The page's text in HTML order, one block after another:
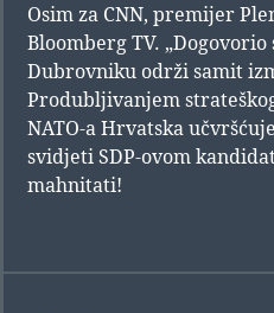
Osim za CNN, premijer
Bloomberg TV.
Dubrovniku održi samit
Produbljivanjem
NATO-a Hrvatska
svidjeti SDP-ovom
mahnitati!